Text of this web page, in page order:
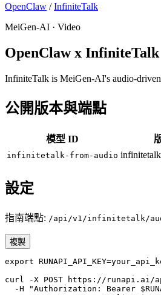
OpenClaw /InfiniteTalk
MeiGen-AI · Video
OpenClaw x InfiniteTalk
InfiniteTalk is MeiGen-AI's audio-
公開版本與端點
模型 ID
infinitetalk-from-audio
設定
指南端點: /api/v1/infinitetalk/
複製
export
curl -X POST https://
-H "Authorization: Bearer